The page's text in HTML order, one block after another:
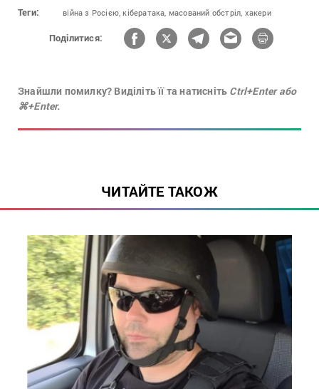
Теги: війна з Росією, кібератака, масований обстріл, хакери
Поділитися:
Знайшли помилку? Виділіть її та натисніть Ctrl+Enter або
⌘+Enter.
ЧИТАЙТЕ ТАКОЖ